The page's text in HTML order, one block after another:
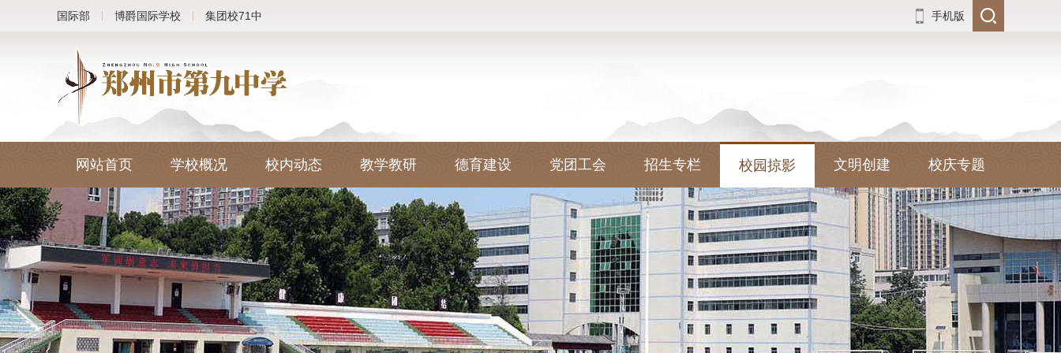
国际部 博爵国际学校 集团校71中 手机版
网站首页 学校概况 校内动态 教学教研 德育建设 党团工会 招生专栏 校园掠影 文明创建 校庆专题